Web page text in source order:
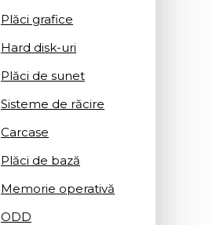
Plăci grafice
Hard disk-uri
Plăci de sunet
Sisteme de răcire
Carcase
Plăci de bază
Memorie operativă
ODD